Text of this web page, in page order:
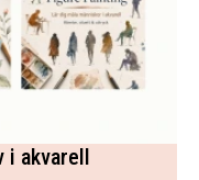
i akvarell